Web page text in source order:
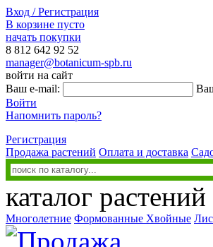
Вход / Регистрация
В корзине пусто
начать покупки
8 812 642 92 52
manager@botanicum-spb.ru
войти на сайт
Ваш e-mail:
Войти
Напомнить пароль?
Регистрация
Продажа растений Оплата и доставка
каталог растений
Многолетние Формованные Хвойные